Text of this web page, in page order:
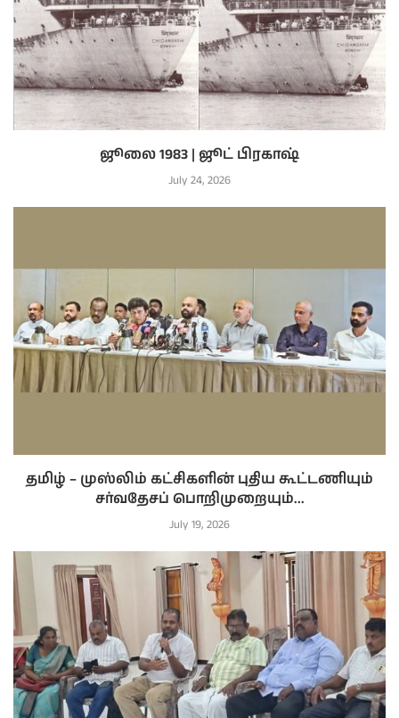
ஜூலை 1983 | ஜூட் பிரகாஷ்
July 24, 2026
தமிழ் – முஸ்லிம் கட்சிகளின் புதிய கூட்டணியும்
சர்வதேசப் பொறிமுறையும்...
July 19, 2026